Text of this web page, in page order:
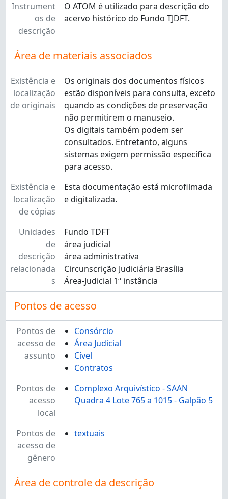
Instrument
os de
descrição
O ATOM é utilizado para descrição do
acervo histórico do Fundo TJDFT.
Área de materiais associados
Existência e
localização
de originais
Os originais dos documentos físicos
estão disponíveis para consulta, exceto
quando as condições de preservação
não permitirem o manuseio.
Os digitais também podem ser
consultados. Entretanto, alguns
sistemas exigem permissão específica
para acesso.
Existência e
localização
de cópias
Esta documentação está microfilmada
e digitalizada.
Unidades
de
descrição
relacionada
s
Fundo TDFT
área judicial
área administrativa
Circunscrição Judiciária Brasília
Área-Judicial 1ª instância
Pontos de acesso
Pontos de
acesso de
assunto
Consórcio
Área Judicial
Cível
Contratos
Pontos de
acesso
local
Complexo Arquivístico - SAAN
Quadra 4 Lote 765 a 1015 - Galpão 5
Pontos de
acesso de
gênero
textuais
Área de controle da descrição